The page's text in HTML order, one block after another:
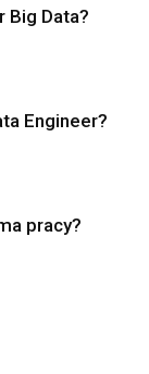
Big Data?
Engineer?
pracy?